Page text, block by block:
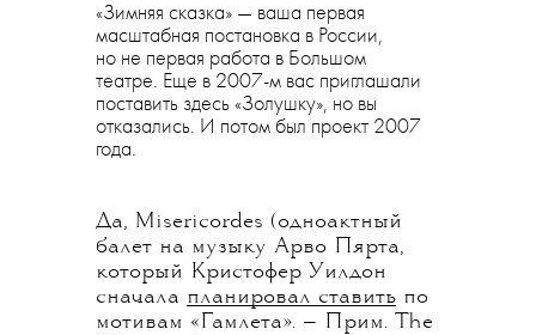
«Зимняя сказка» — ваша первая
масштабная постановка в России,
но не первая работа в Большом
театре. Еще в 2007-м вас приглашали
поставить здесь «Золушку», но вы
отказались. И потом был проект 2007
года.
Да, Misericordes (одноактный
балет на музыку Арво Пярта,
который Кристофер Уилдон
сначала планировал ставить по
мотивам «Гамлета». — Прим. The